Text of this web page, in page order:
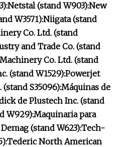
Netstal (stand W903):New
W3571):Niigata (stand
Co. Ltd. (stand
and Trade Co. (stand
Co. Ltd. (stand
(stand W1529):Powerjet
S35096):Máquinas de
de Plustech Inc. (stand
W929):Maquinaria para
(stand W623):Tech-
Tederic North American